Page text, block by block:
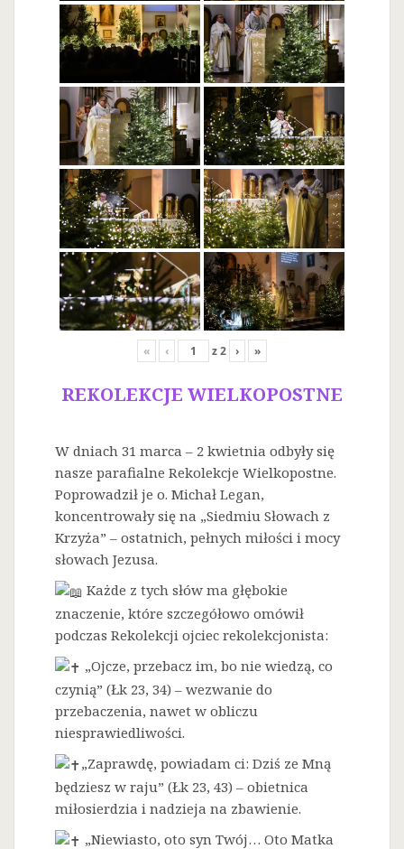
« ‹ z2 › »
REKOLEKCJE WIELKOPOSTNE
W dniach 31 marca – 2 kwietnia odbyły się
nasze parafialne Rekolekcje Wielkopostne.
Poprowadził je o. Michał Legan,
koncentrowały się na „Siedmiu Słowach z
Krzyża” – ostatnich, pełnych miłości i mocy
słowach Jezusa.
Każde z tych słów ma głębokie
znaczenie, które szczegółowo omówił
podczas Rekolekcji ojciec rekolekcjonista:
„Ojcze, przebacz im, bo nie wiedzą, co
czynią” (Łk 23, 34) – wezwanie do
przebaczenia, nawet w obliczu
niesprawiedliwości.
„Zaprawdę, powiadam ci: Dziś ze Mną
będziesz w raju” (Łk 23, 43) – obietnica
miłosierdzia i nadzieja na zbawienie.
„Niewiasto, oto syn Twój… Oto Matka